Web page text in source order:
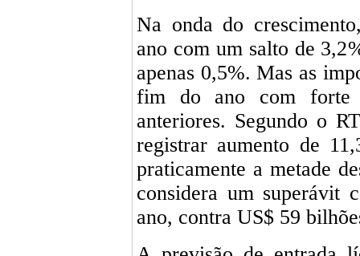
Na onda do
ano com um salto de
apenas 0,5%. Mas as
fim do ano com forte
anteriores. Segundo o
registrar aumento de
praticamente a metade
considera um superávit
ano, contra US$ 59